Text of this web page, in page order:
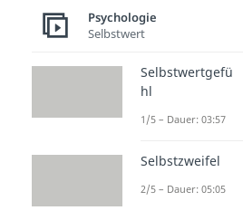
einhohes Maß an
kann für manche
überfordernd
Jede Lerntheorie
Psychologie
Selbstwert
Selbstwertgefü
hl
1/5 – Dauer: 03:57
Selbstzweifel
2/5 – Dauer: 05:05